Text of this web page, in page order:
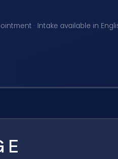
· Intake available in